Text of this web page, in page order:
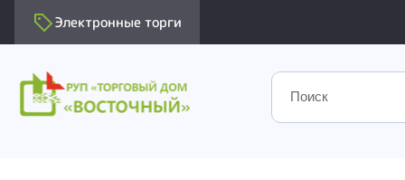
Электронные торги